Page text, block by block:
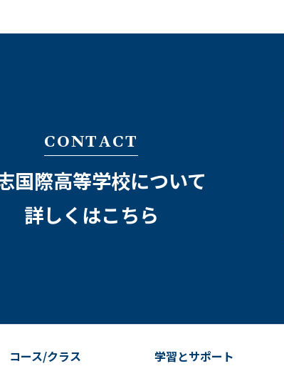
CONTACT
国際高等学校について
詳しくはこちら
コース/クラス 学習とサポート